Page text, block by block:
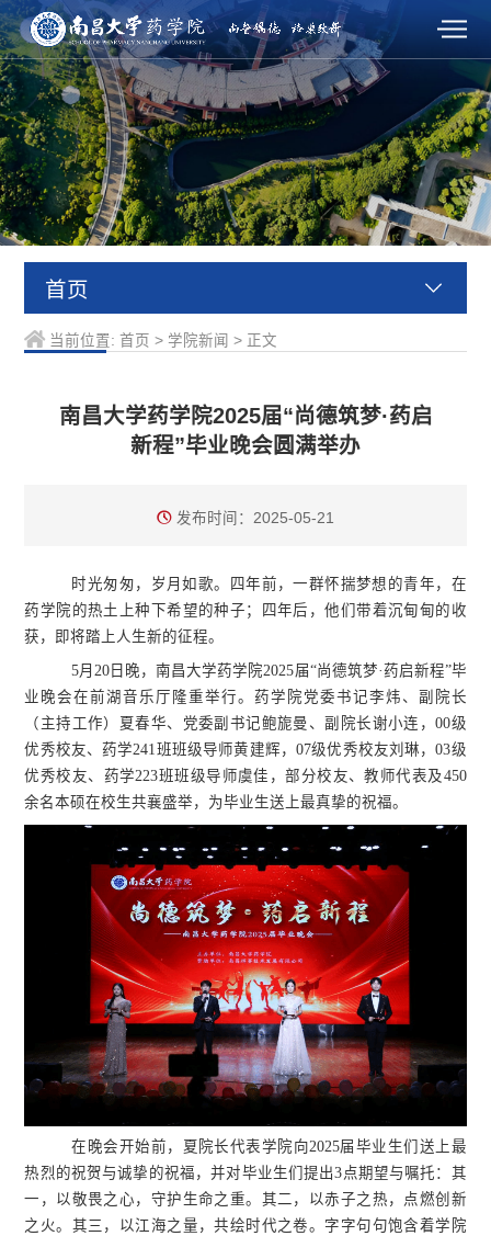
首页
当前位置: 首页 > 学院新闻 > 正文
南昌大学药学院2025届“尚德筑梦·药启
新程”毕业晚会圆满举办
发布时间：2025-05-21
时光匆匆，岁月如歌。四年前，一群怀揣梦想的青年，在
药学院的热土上种下希望的种子；四年后，他们带着沉甸甸的收
获，即将踏上人生新的征程。
5月20日晚，南昌大学药学院2025届“尚德筑梦·药启新程”毕
业晚会在前湖音乐厅隆重举行。药学院党委书记李炜、副院长
（主持工作）夏春华、党委副书记鲍旎曼、副院长谢小连，00级
优秀校友、药学241班班级导师黄建辉，07级优秀校友刘琳，03级
优秀校友、药学223班班级导师虞佳，部分校友、教师代表及450
余名本硕在校生共襄盛举，为毕业生送上最真挚的祝福。
在晚会开始前，夏院长代表学院向2025届毕业生们送上最
热烈的祝贺与诚挚的祝福，并对毕业生们提出3点期望与嘱托：其
一，以敬畏之心，守护生命之重。其二，以赤子之热，点燃创新
之火。其三，以江海之量，共绘时代之卷。字字句句饱含着学院